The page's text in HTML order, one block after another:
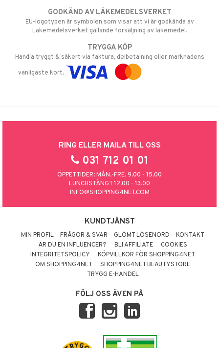
GODKÄND AV LÄKEMEDELSVERKET
EU-logotypen är symbolen som visar att vi är godkända av
Läkemedelsverket gällande försäljning av läkemedel.
TRYGGA KÖP
Handla tryggt & säkert via faktura, delbetalning eller marknadens
vanligaste kort.
RING ELLER MAILA TILL OSS
031 712 01 01
ÖPPETTIDER: MÅN.-FRE. 9.00 - 15.00
LUNCHSTÄNGT 12.00 - 13.00
INFO@SHOPPING4NET.COM
KUNDTJÄNST
MIN PROFIL FRÅGOR & SVAR GLÖMT LÖSENORD
KONTAKT
ÄR DU EN INFLUENCER?
BLI AFFILIATE
COOKIES
INTEGRITETSPOLICY
KÖPVILLKOR FÖR SHOPPING4NET
OM SHOPPING4NET
SHOPPING4NET BEAUTYSTORE
TRYGG E-HANDEL
FÖLJ OSS ÄVEN PÅ